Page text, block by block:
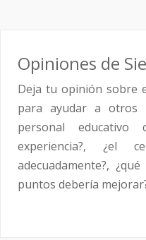
Opiniones de
Deja tu opinión sobre
para ayudar a otros
personal
experiencia?, ¿el
adecuadamente?,
puntos debería